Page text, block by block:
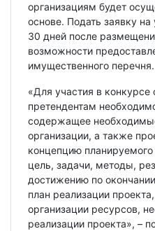
организациям будет
основе. Подать заявку
30 дней после
возможности
имущественного перечня.
«Для участия в конкурсе
претендентам
содержащее
организации, а также
концепцию планируемого
цель, задачи, методы,
достижению по
план реализации
организации ресурсов,
реализации проекта», –